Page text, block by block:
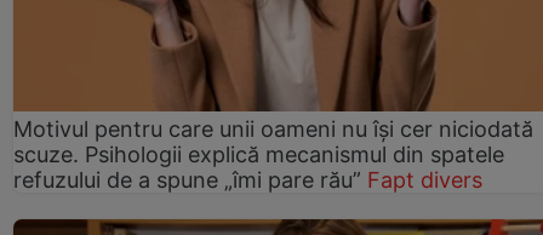
Motivul pentru care unii oameni nu își cer niciodată
scuze. Psihologii explică mecanismul din spatele
refuzului de a spune „îmi pare rău” Fapt divers